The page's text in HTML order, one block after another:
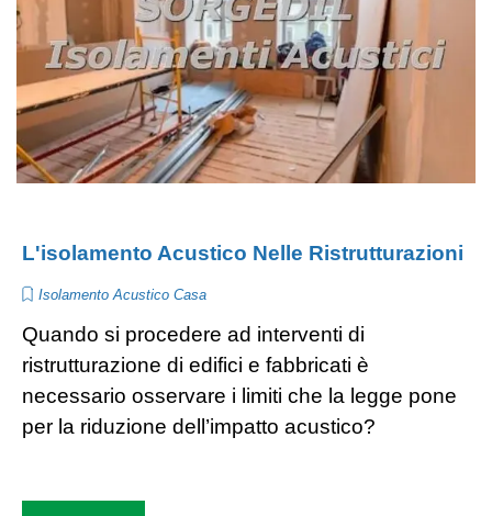
L'isolamento Acustico Nelle Ristrutturazioni
Isolamento Acustico Casa
Quando si procedere ad interventi di
ristrutturazione di edifici e fabbricati è
necessario osservare i limiti che la legge pone
per la riduzione dell’impatto acustico?